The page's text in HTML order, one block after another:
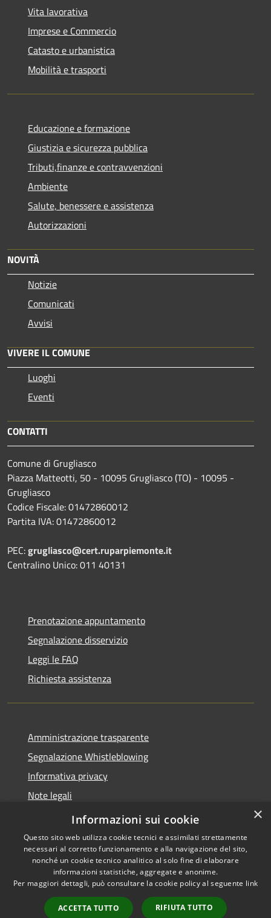
Vita lavorativa
Imprese e Commercio
Catasto e urbanistica
Mobilità e trasporti
Educazione e formazione
Giustizia e sicurezza pubblica
Tributi,finanze e contravvenzioni
Ambiente
Salute, benessere e assistenza
Autorizzazioni
NOVITÀ
Notizie
Comunicati
Avvisi
VIVERE IL COMUNE
Luoghi
Eventi
CONTATTI
Comune di Grugliasco
Piazza Matteotti, 50 - 10095 Grugliasco (TO) - 10095 -
Grugliasco
Codice Fiscale: 01472860012
Partita IVA: 01472860012
PEC:grugliasco@cert.ruparpiemonte.it
Centralino Unico: 011 40131
Prenotazione appuntamento
Segnalazione disservizio
Leggi le FAQ
Richiesta assistenza
Amministrazione trasparente
Segnalazione Whistleblowing
Informativa privacy
Note legali
Dichiarazione di accessibilità
Accessibilità
Copyright © 2020 •
Comune di Grugliasco •
Powered byMunicipium
×
Informazioni sui cookie
Questo sito web utilizza cookie tecnici e assimilati strettamente
necessari al corretto funzionamento e alla navigazione del sito,
nonché un cookie tecnico analitico al solo fine di elaborare
informazioni statistiche, aggregate e anonime.
Per maggiori dettagli, può consultare la cookie policy al seguente link
ACCETTA TUTTO RIFIUTA TUTTO